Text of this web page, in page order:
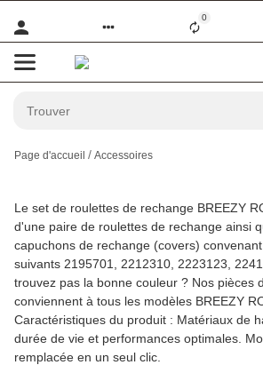
0
Page d'accueil Accessoires
Le set de roulettes de rechange BREEZY
d'une paire de roulettes de rechange ainsi
capuchons de rechange (covers)
suivants 2195701, 2212310, 2223123,
trouvez pas la bonne couleur ? Nos pièces
conviennent à tous les modèles BREEZY
Caractéristiques du produit : Matériaux de
durée de vie et performances optimales.
remplacée en un seul clic.